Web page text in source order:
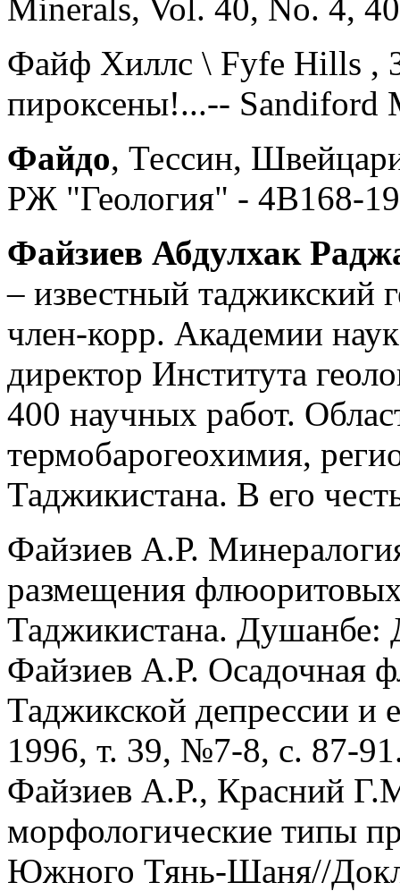
Minerals, Vol. 40, No. 4,
Файф Хиллс \ Fyfe Hills ,
пироксены!...-- Sandiford
Файдо, Тессин,
РЖ "Геология" - 4В168-
Файзиев Абдулхак
– известный таджикский
член-корр. Академии
директор Института
400 научных работ.
термобарогеохимия,
Таджикистана. В его
Файзиев А.Р.
размещения
Таджикистана. Душанбе:
Файзиев А.Р. Осадочная
Таджикской депрессии и
1996, т. 39, №7-8, с. 87-
Файзиев А.Р., Красний
морфологические типы
Южного Тянь-Шаня//